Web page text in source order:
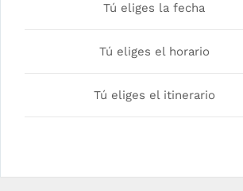
Tú eliges la fecha
Tú eliges el horario
Tú eliges el itinerario